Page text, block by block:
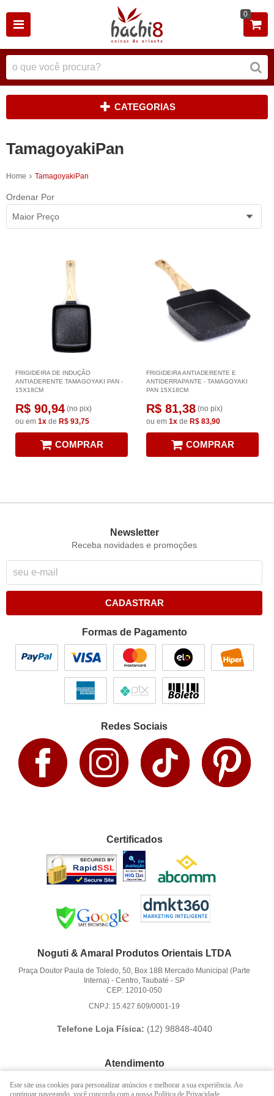
0
CATEGORIAS
TamagoyakiPan
Home TamagoyakiPan
Ordenar Por
Maior Preço
FRIGIDEIRA DE INDUÇÃO
ANTIADERENTE TAMAGOYAKI PAN -
15X18CM
R$ 90,94 (no pix)
ou em 1x de R$ 93,75
COMPRAR
FRIGIDEIRA ANTIADERENTE E
ANTIDERRAPANTE - TAMAGOYAKI
PAN 15X18CM
R$ 81,38 (no pix)
ou em 1x de R$ 83,90
COMPRAR
Newsletter
Receba novidades e promoções
CADASTRAR
Formas de Pagamento
Redes Sociais
Certificados
Noguti & Amaral Produtos Orientais LTDA
Praça Doutor Paula de Toledo, 50, Box 18B Mercado Municipal (Parte
Interna) -Centro, Taubaté -SP
CEP: 12010-050
CNPJ: 15.427.609/0001-19
Telefone Loja Física: (12) 98848-4040
Atendimento
(12) 3621-6262
Este site usa cookies para personalizar anúncios e melhorar a sua experiência. Ao
continuar navegando, você concorda com a nossa Política de Privacidade.